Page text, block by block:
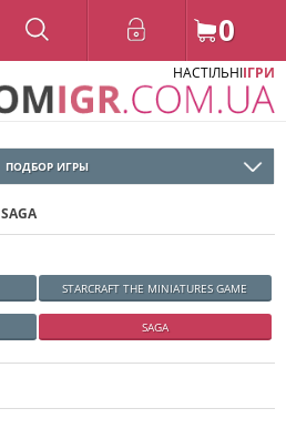
0
НАСТІЛЬНІІГРИ
ПОДБОР ИГРЫ
STARCRAFT THE MINIATURES GAME
SAGA